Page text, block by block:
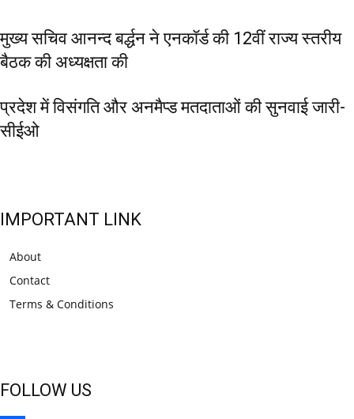
मुख्य सचिव आनन्द बर्द्धन ने एनकॉर्ड की 12वीं राज्य स्तरीय
बैठक की अध्यक्षता की
प्रदेश में विसंगति और अनमैप्ड मतदाताओं की सुनवाई जारी-
सीईओ
IMPORTANT LINK
About
Contact
Terms & Conditions
FOLLOW US